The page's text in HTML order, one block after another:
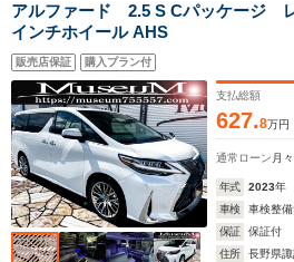
アルファード 2.5 S Cパッケージ
インチホイール AHS
販売店保証 購入プラン付
支払総額
627.8万円
通常ローン 月々
年式 2023年
車検
車検整
保証
保証付
住所
長野県